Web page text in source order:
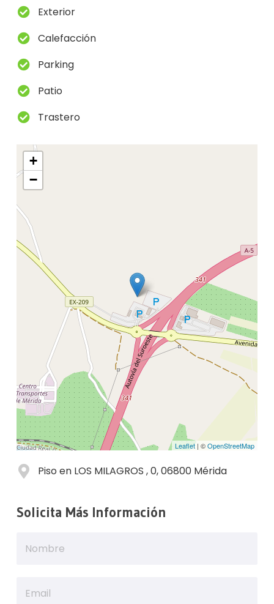
Exterior
Calefacción
Parking
Patio
Trastero
+
−
Leaflet | ©OpenStreetMap
Piso en LOS MILAGROS , 0, 06800 Mérida
Solicita Más Información